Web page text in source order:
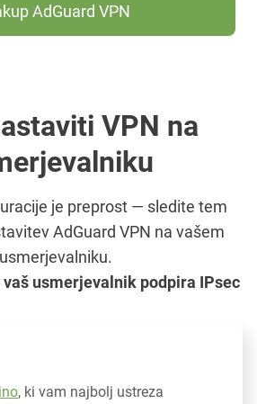
AdGuard VPN
VPN na
je preprost — sledite tem
AdGuard VPN na vašem
usmerjevalniku.
usmerjevalnik podpira IPsec
, ki vam najbolj ustreza